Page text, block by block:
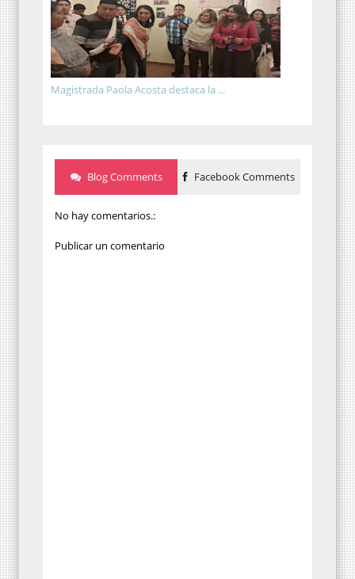
Magistrada Paola Acosta destaca la ...
Blog Comments Facebook Comments
No hay comentarios.:
Publicar un comentario